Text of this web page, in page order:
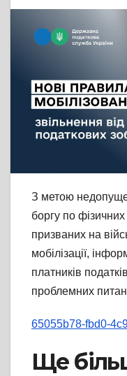
З метою
боргу по
призваних на
мобілізації,
платників
проблемних
65055b78-fbd0-
Ще